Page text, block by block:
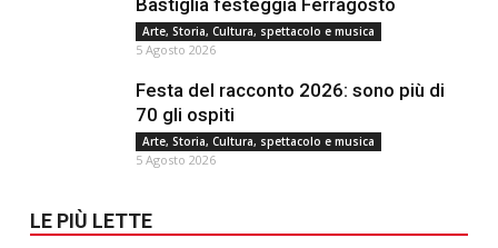
Bastiglia festeggia Ferragosto
Arte, Storia, Cultura, spettacolo e musica
5 Agosto 2026
Festa del racconto 2026: sono più di
70 gli ospiti
Arte, Storia, Cultura, spettacolo e musica
5 Agosto 2026
LE PIÙ LETTE